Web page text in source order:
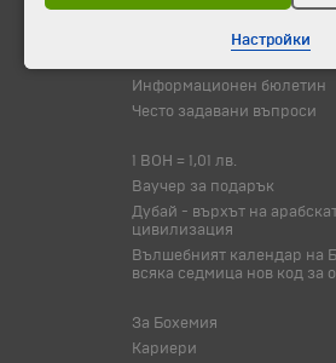
Корпоративно обслужване
Информационен бюлетин
Често задавани въпроси
1 BOH = 1,01 лв.
Ваучер за подарък
Дубай - върхът на
цивилизация
Вълшебният календар на
всяка седмица нов код за
За Бохемия
Кариери
Настройки